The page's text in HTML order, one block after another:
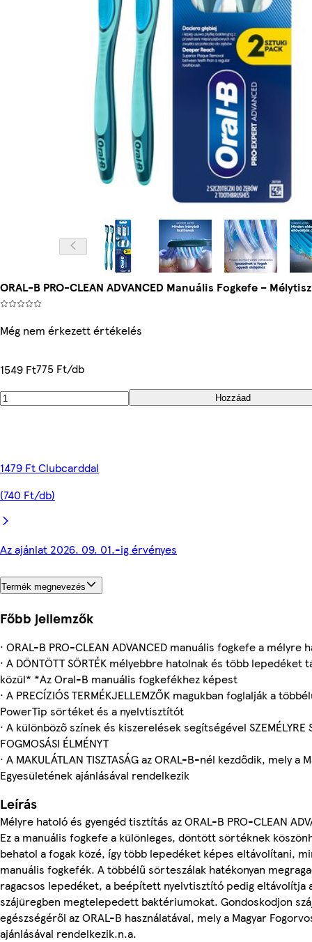
ORAL-B PRO-CLEAN ADVANCED Manuális Fogkefe –
Még nem érkezett értékelés
1549 Ft775 Ft/db
Hozzáad
1479 Ft Clubcarddal
(740 Ft/db)
Az ajánlat 2026. 09. 01.-ig érvényes
Termék megnevezés
Főbb jellemzők
· ORAL-B PRO-CLEAN ADVANCED manuális fogkefe a mélyre
· A DÖNTÖTT SÖRTÉK mélyebbre hatolnak és több lepedéket
közül* *Az Oral-B manuális fogkefékhez képest
· A PRECÍZIÓS TERMÉKJELLEMZŐK magukban foglalják a
PowerTip sörtéket és a nyelvtisztítót
· A különböző színek és kiszerelések segítségével SZEMÉLYRE
FOGMOSÁSI ÉLMÉNYT
· A MAKULÁTLAN TISZTASÁG az ORAL-B-nél kezdődik, mely a
Egyesületének ajánlásával rendelkezik
Leírás
Mélyre hatoló és gyengéd tisztítás az ORAL-B PRO-CLEAN
Ez a manuális fogkefe a különleges, döntött sörtéknek
behatol a fogak közé, így több lepedéket képes eltávolítani,
manuális fogkefék. A többélű sörteszálak hatékonyan
ragacsos lepedéket, a beépített nyelvtisztító pedig eltávolítja
szájüregben megtelepedett baktériumokat. Gondoskodjon
egészségéről az ORAL-B használatával, mely a Magyar
ajánlásával rendelkezik.n.a.